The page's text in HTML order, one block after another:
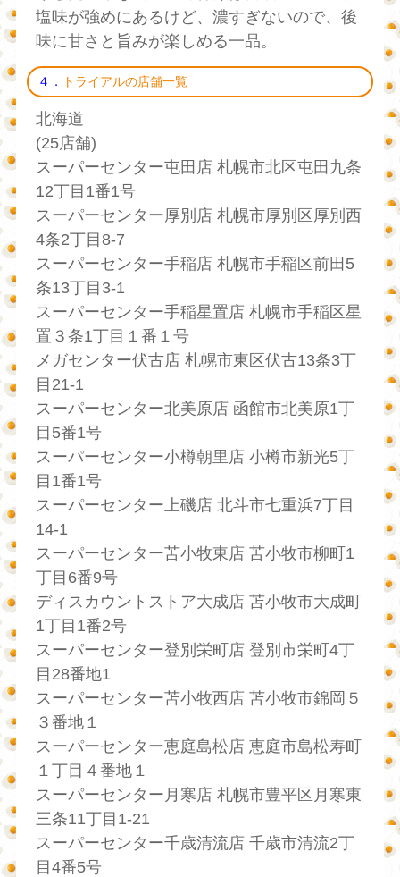
塩味が強めにあるけど、濃すぎないので、後
味に甘さと旨みが楽しめる一品。
４． トライアルの店舗一覧
北海道
(25店舗)
スーパーセンター屯田店 札幌市北区屯田九条
12丁目1番1号
スーパーセンター厚別店 札幌市厚別区厚別西
4条2丁目8-7
スーパーセンター手稲店 札幌市手稲区前田5
条13丁目3-1
スーパーセンター手稲星置店 札幌市手稲区星
置３条1丁目１番１号
メガセンター伏古店 札幌市東区伏古13条3丁
目21-1
スーパーセンター北美原店 函館市北美原1丁
目5番1号
スーパーセンター小樽朝里店 小樽市新光5丁
目1番1号
スーパーセンター上磯店 北斗市七重浜7丁目
14-1
スーパーセンター苫小牧東店 苫小牧市柳町1
丁目6番9号
ディスカウントストア大成店 苫小牧市大成町
1丁目1番2号
スーパーセンター登別栄町店 登別市栄町4丁
目28番地1
スーパーセンター苫小牧西店 苫小牧市錦岡５
３番地１
スーパーセンター恵庭島松店 恵庭市島松寿町
１丁目４番地１
スーパーセンター月寒店 札幌市豊平区月寒東
三条11丁目1-21
スーパーセンター千歳清流店 千歳市清流2丁
目4番5号